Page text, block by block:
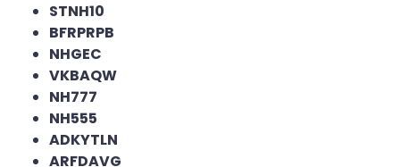
STNH10
BFRPRPB
NHGEC
VKBAQW
NH777
NH555
ADKYTLN
ARFDAVG